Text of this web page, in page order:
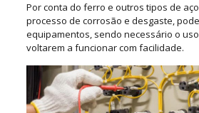
Por conta do ferro e outros tipos de
processo de corrosão e desgaste,
equipamentos, sendo necessário o
voltarem a funcionar com facilidade.